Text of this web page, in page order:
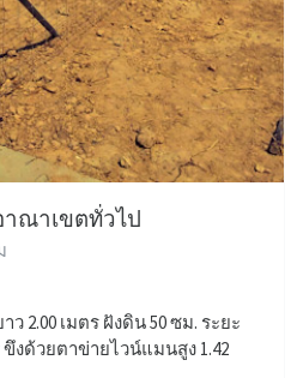
าณาเขตทั่วไป
ว 2.00 เมตร ฝังดิน 50 ซม. ระยะ
ขึงด้วยตาข่ายไวน์แมนสูง 1.42